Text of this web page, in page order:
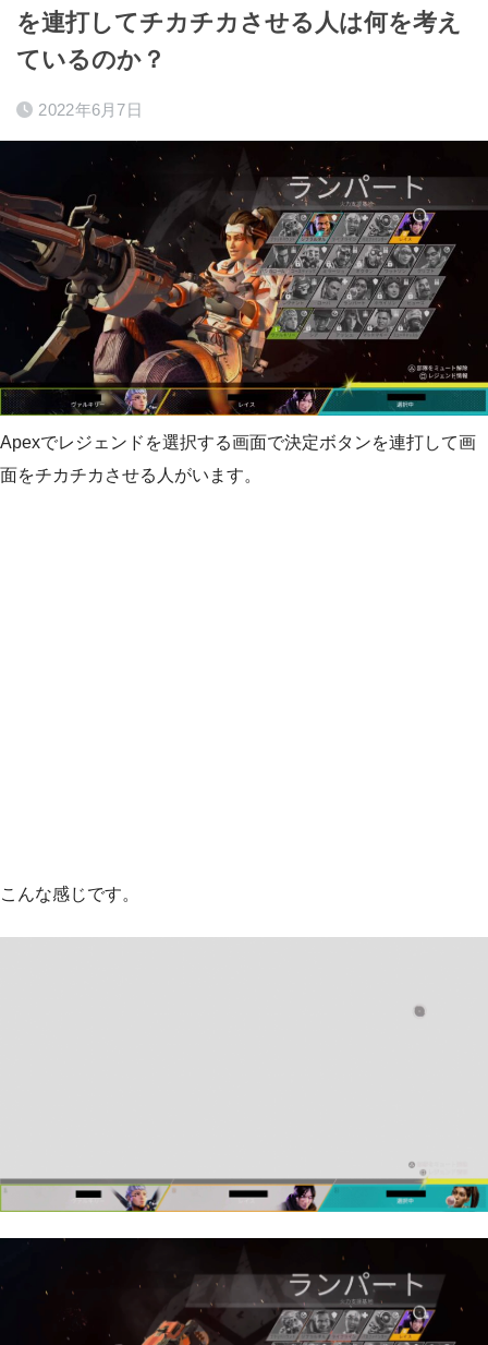
を連打してチカチカさせる人は何を考え
ているのか？
2022年6月7日
Apexでレジェンドを選択する画面で決定ボタンを連打して画
面をチカチカさせる人がいます。
こんな感じです。